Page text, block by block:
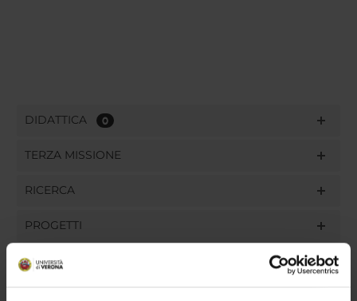
DIDATTICA 0
TERZA MISSIONE
RICERCA
PROGETTI
INCARICHI